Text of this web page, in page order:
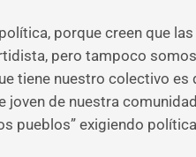
porque creen que
pero tampoco
tiene nuestro colectivo
de nuestra
pueblos” exigiendo